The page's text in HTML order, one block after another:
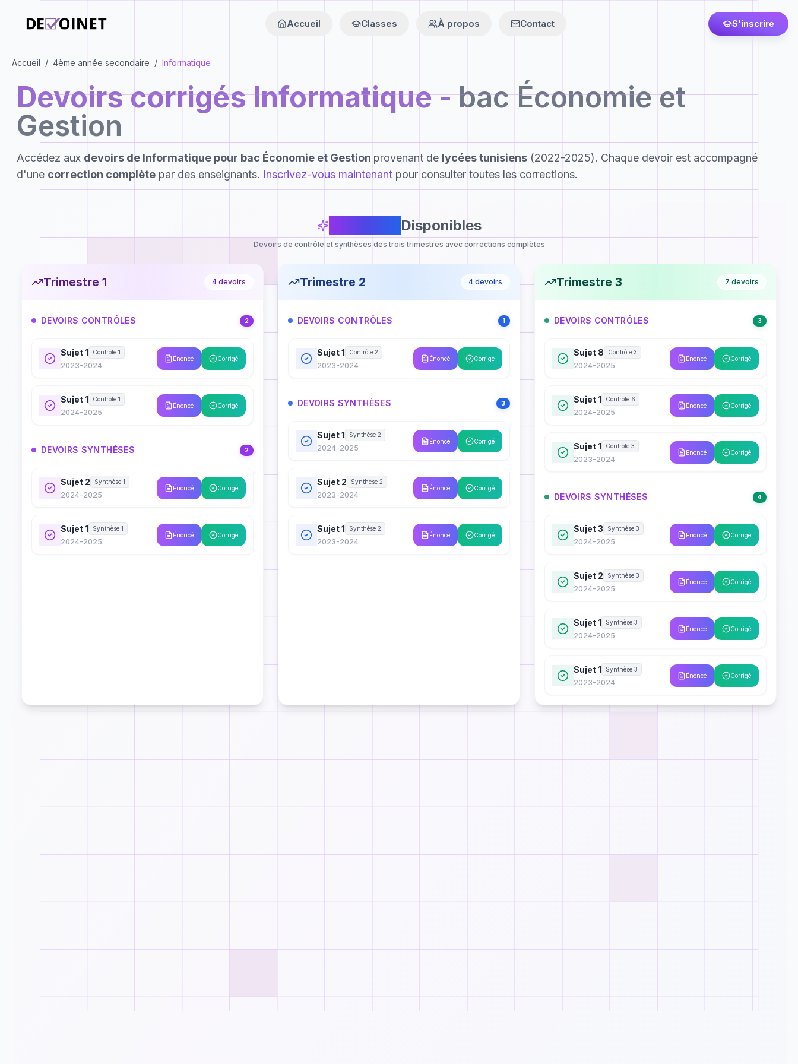
Accueil Classes À propos Contact S'inscrire
Accueil / 4ème année secondaire / Informatique
Devoirs corrigésInformatique-bac Économie et
Gestion
Accédez aux devoirs de Informatique pour bac Économie et Gestion provenant de lycées tunisiens (2022-2025). Chaque devoir est accompagné
d'une correction complète par des enseignants. Inscrivez-vous maintenant pour consulter toutes les corrections.
Disponibles
Devoirs de contrôle et synthèses des trois trimestres avec corrections complètes
Trimestre 1 4 devoirs
DEVOIRS CONTRÔLES 2
Sujet 1 Contrôle 1
2023-2024
Énoncé Corrigé
Sujet 1 Contrôle 1
2024-2025
Énoncé Corrigé
DEVOIRS SYNTHÈSES 2
Sujet 2 Synthèse 1
2024-2025
Énoncé Corrigé
Sujet 1 Synthèse 1
2024-2025
Énoncé Corrigé
Trimestre 2 4 devoirs
DEVOIRS CONTRÔLES 1
Sujet 1 Contrôle 2
2023-2024
Énoncé Corrigé
DEVOIRS SYNTHÈSES 3
Sujet 1 Synthèse 2
2024-2025
Énoncé Corrigé
Sujet 2 Synthèse 2
2023-2024
Énoncé Corrigé
Sujet 1 Synthèse 2
2023-2024
Énoncé Corrigé
Trimestre 3 7 devoirs
DEVOIRS CONTRÔLES 3
Sujet 8 Contrôle 3
2024-2025
Énoncé Corrigé
Sujet 1 Contrôle 6
2024-2025
Énoncé Corrigé
Sujet 1 Contrôle 3
2023-2024
Énoncé Corrigé
DEVOIRS SYNTHÈSES 4
Sujet 3 Synthèse 3
2024-2025
Énoncé Corrigé
Sujet 2 Synthèse 3
2024-2025
Énoncé Corrigé
Sujet 1 Synthèse 3
2024-2025
Énoncé Corrigé
Sujet 1 Synthèse 3
2023-2024
Énoncé Corrigé